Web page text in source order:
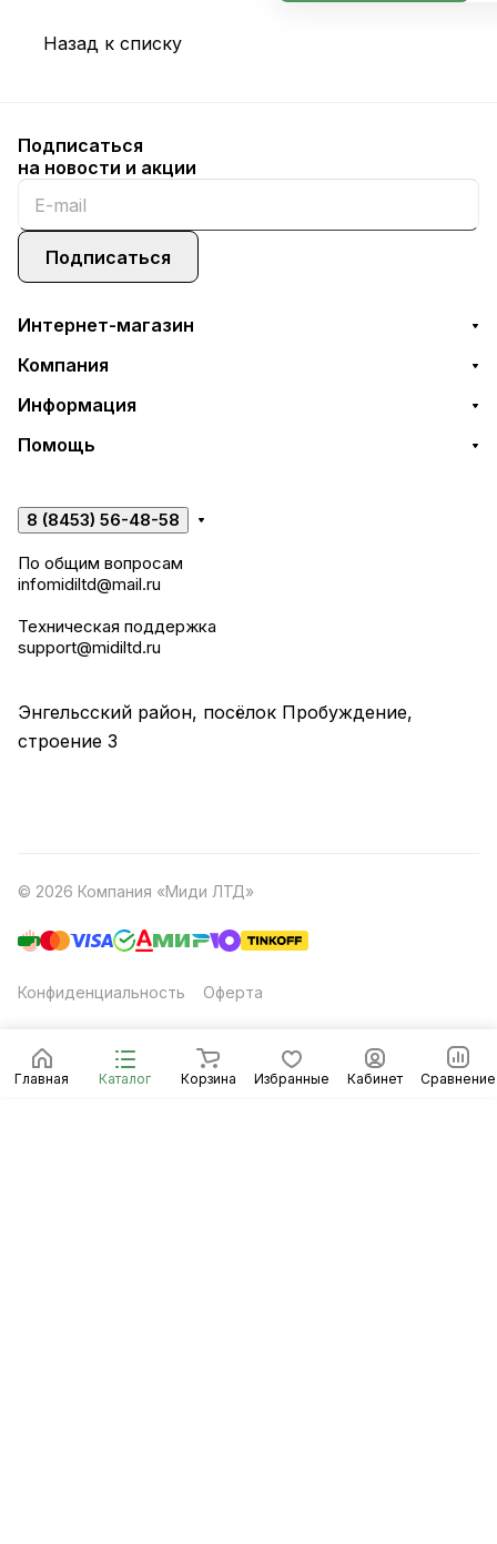
Назад к списку
Главная Каталог Корзина Избранные Кабинет Сравнение
Подписаться
на новости и акции
Подписаться
Интернет-магазин
Компания
Информация
Помощь
8 (8453) 56-48-58
По общим вопросам
infomidiltd@mail.ru
Техническая поддержка
support@midiltd.ru
Энгельсский район, посёлок Пробуждение,
строение 3
© 2026 Компания «Миди ЛТД»
Конфиденциальность Оферта